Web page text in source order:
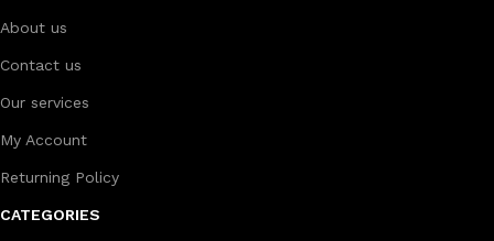
About us
Contact us
Our services
My Account
Returning Policy
CATEGORIES